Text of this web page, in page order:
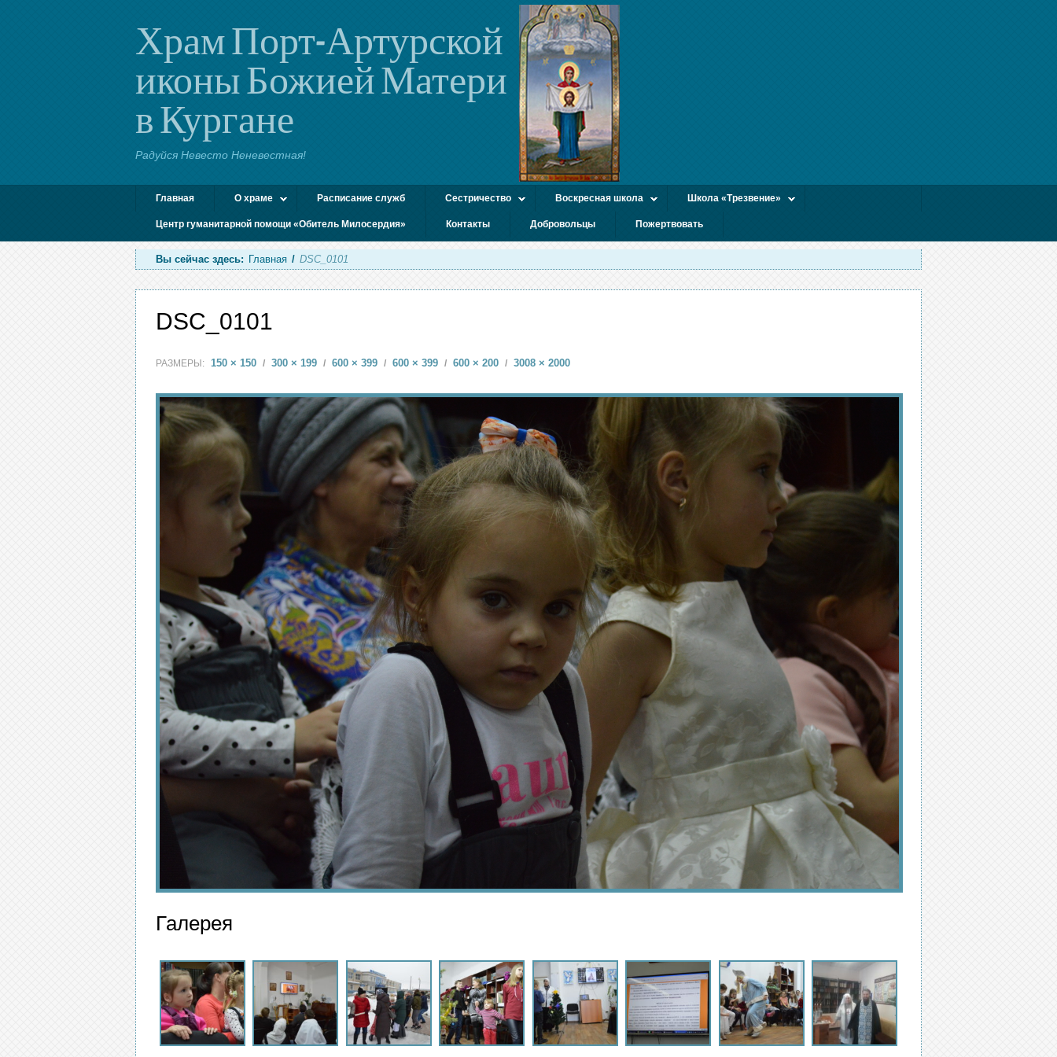
Храм Порт-Артурской
иконы Божией Матери
в Кургане
Радуйся Невесто Неневестная!
Главная О храме Расписание служб Сестричество Воскресная школа Школа «Трезвение»
Центр гуманитарной помощи «Обитель Милосердия» Контакты Добровольцы Пожертвовать
Вы сейчас здесь: Главная / DSC_0101
DSC_0101
РАЗМЕРЫ: 150 × 150 / 300 × 199 / 600 × 399 / 600 × 399 / 600 × 200 / 3008 × 2000
Галерея